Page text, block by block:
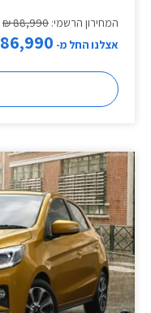
המחירון הרשמי: 88,990 ₪
אצלנו החל מ- 86,990 ₪